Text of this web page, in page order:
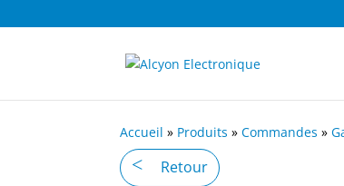
Accueil » Produits » Commandes »
Retour